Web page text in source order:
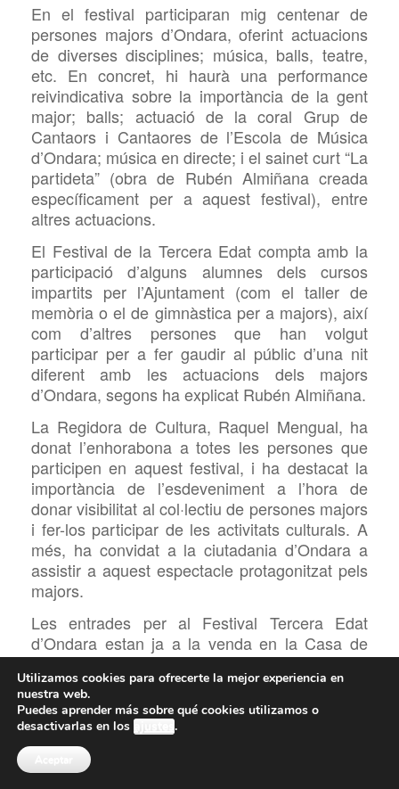
En el festival participaran mig centenar de
persones majors d’Ondara, oferint actuacions
de diverses disciplines; música, balls, teatre,
etc. En concret, hi haurà una performance
reivindicativa sobre la importància de la gent
major; balls; actuació de la coral Grup de
Cantaors i Cantaores de l’Escola de Música
d’Ondara; música en directe; i el sainet curt “La
partideta” (obra de Rubén Almiñana creada
específicament per a aquest festival), entre
altres actuacions.
El Festival de la Tercera Edat compta amb la
participació d’alguns alumnes dels cursos
impartits per l’Ajuntament (com el taller de
memòria o el de gimnàstica per a majors), així
com d’altres persones que han volgut
participar per a fer gaudir al públic d’una nit
diferent amb les actuacions dels majors
d’Ondara, segons ha explicat Rubén Almiñana.
La Regidora de Cultura, Raquel Mengual, ha
donat l’enhorabona a totes les persones que
participen en aquest festival, i ha destacat la
importància de l’esdeveniment a l’hora de
donar visibilitat al col·lectiu de persones majors
i fer-los participar de les activitats culturals. A
més, ha convidat a la ciutadania d’Ondara a
assistir a aquest espectacle protagonitzat pels
majors.
Les entrades per al Festival Tercera Edat
d’Ondara estan ja a la venda en la Casa de
Cultura d’Ondara, amb un donatiu de 5 euros.
Utilizamos cookies para ofrecerte la mejor experiencia en
nuestra web.
Puedes aprender más sobre qué cookies utilizamos o
desactivarlas en los ajustes.